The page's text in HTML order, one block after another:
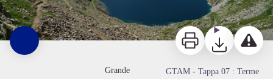
StampaScaricareSegnala
Grande
GTAM - Tappa 07 : Terme